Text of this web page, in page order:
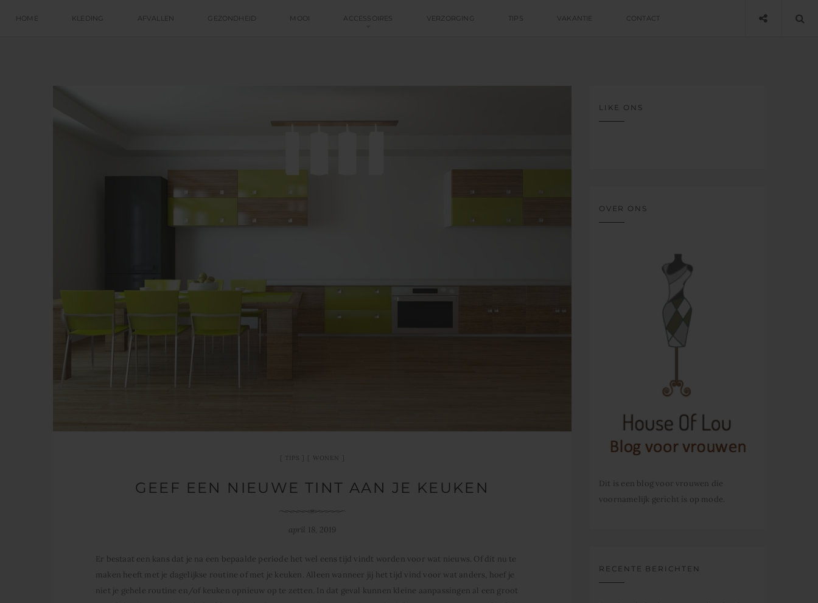
HOME KLEDING AFVALLEN GEZONDHEID MOOI ACCESSOIRES VERZORGING TIPS VAKANTIE CONTACT
TIPS WONEN
GEEF EEN NIEUWE TINT AAN JE KEUKEN
april 18, 2019
Er bestaat een kans dat je na een bepaalde periode het wel eens tijd vindt worden voor wat nieuws. Of dit nu te
maken heeft met je dagelijkse routine of met je keuken. Alleen wanneer jij het tijd vind voor wat anders, hoef je
niet je gehele routine en/of keuken opnieuw op te zetten. In dat geval kunnen kleine aanpassingen al een groot
LIKE ONS
OVER ONS
Dit is een blog voor vrouwen die
voornamelijk gericht is op mode.
RECENTE BERICHTEN